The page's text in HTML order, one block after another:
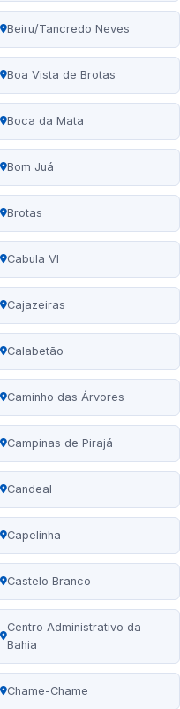
Beiru/Tancredo Neves
Boa Vista de Brotas
Boca da Mata
Bom Juá
Brotas
Cabula VI
Cajazeiras
Calabetão
Caminho das Árvores
Campinas de Pirajá
Candeal
Capelinha
Castelo Branco
Centro Administrativo da
Bahia
Chame-Chame